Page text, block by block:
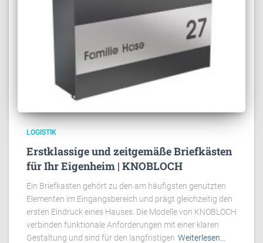
LOGISTIK
Erstklassige und zeitgemäße Briefkästen
für Ihr Eigenheim | KNOBLOCH
Ein Briefkasten gehört zu den am häufigsten genutzten
Elementen im Eingangsbereich und prägt gleichzeitig den
ersten Eindruck eines Hauses. Die Modelle von KNOBLOCH
verbinden funktionale Anforderungen mit einer klaren
Gestaltung und sind für den langfristigen Weiterlesen…